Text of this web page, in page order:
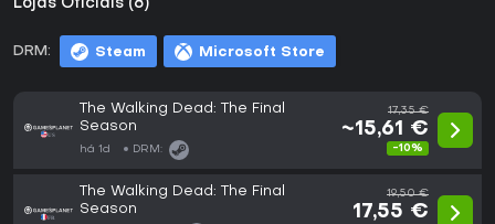
Lojas Oficiais (8)
DRM: Steam Microsoft Store
The Walking Dead: The Final
Season
há 1d DRM:
17,35 €
~15,61 €
-10%
The Walking Dead: The Final
Season
19,50 €
17,55 €